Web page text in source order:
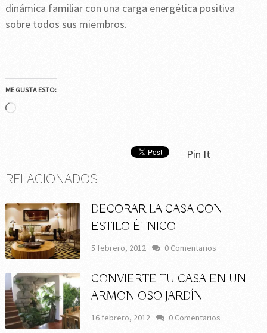
dinámica familiar con una carga energética positiva
sobre todos sus miembros.
ME GUSTA ESTO:
Cargando...
Pin It
RELACIONADOS
DECORAR LA CASA CON
ESTILO ÉTNICO
5 febrero, 2012 0 Comentarios
CONVIERTE TU CASA EN UN
ARMONIOSO JARDÍN
16 febrero, 2012 0 Comentarios